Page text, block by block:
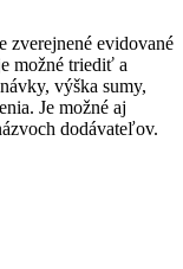
zverejnené evidované
možné triediť a
výška sumy,
Je možné aj
dodávateľov.